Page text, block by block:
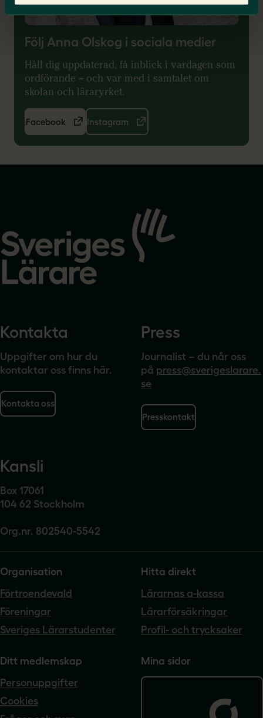
Följ Anna Olskog i sociala medier
Håll dig uppdaterad, få inblick i vardagen som
ordförande – och var med i samtalet om
skolan och läraryrket.
Facebook Instagram
startsidan
Kontakta
Uppgifter om hur du
kontaktar oss finns här.
Kontakta oss
Press
Journalist – du når oss
på press@sverigeslarare.
se
Presskontakt
Kansli
Box 17061
104 62 Stockholm
Org.nr. 802540-5542
Organisation
Förtroendevald
Föreningar
Sveriges Lärarstudenter
Hitta direkt
Lärarnas a-kassa
Lärarförsäkringar
Profil- och trycksaker
Ditt medlemskap
Personuppgifter
Cookies
Mina sidor